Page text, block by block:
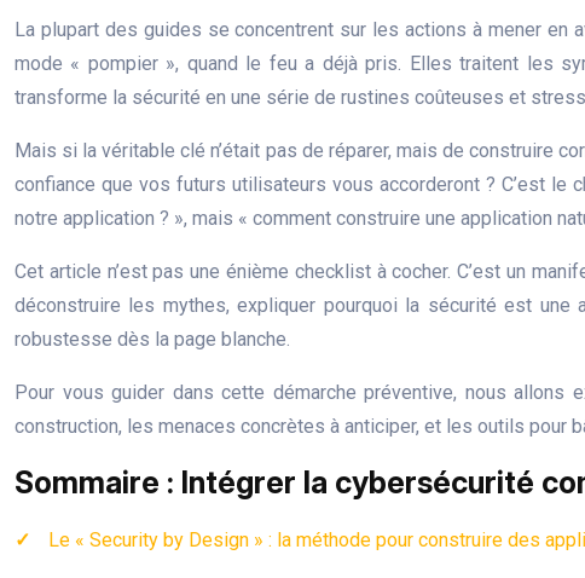
La plupart des guides se concentrent sur les actions à mener en
mode « pompier », quand le feu a déjà pris. Elles traitent les
transforme la sécurité en une série de rustines coûteuses et
Mais si la véritable clé n’était pas de réparer, mais de construire
confiance que vos futurs utilisateurs vous accorderont ? C’est
notre application ? », mais « comment construire une application
Cet article n’est pas une énième checklist à cocher. C’est un
déconstruire les mythes, expliquer pourquoi la sécurité est
robustesse dès la page blanche.
Pour vous guider dans cette démarche préventive, nous
construction, les menaces concrètes à anticiper, et les outils pour
Sommaire : Intégrer la cybersécurité
Le « Security by Design » : la méthode pour construire des